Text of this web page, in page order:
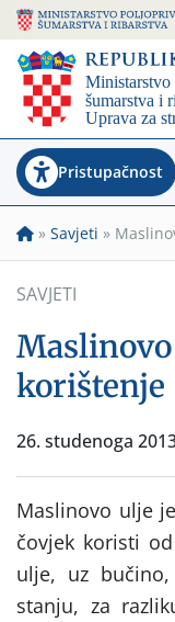
Pristupačnost
» Savjeti »
SAVJETI
korištenje
26. studenoga
Maslinovo ulje
čovjek koristi
ulje, uz
stanju, za